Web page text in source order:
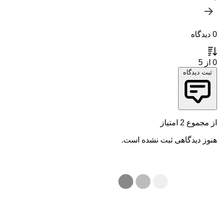
0 دیدگاه
0 از 5
ثبت دیدگاه
از مجموع 2 امتیاز
هنوز دیدگاهی ثبت نشده است.